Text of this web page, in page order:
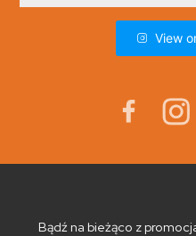
View
Bądź na bieżąco z